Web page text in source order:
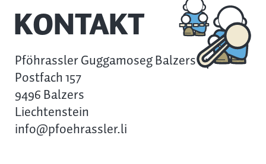
KONTAKT
Pföhrassler Guggamoseg Balzers
Postfach 157
9496 Balzers
Liechtenstein
info@pfoehrassler.li